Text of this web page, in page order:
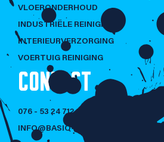
VLOERONDERHOUD
INDUSTRIËLE REINIGING
INTERIEURVERZORGING
VOERTUIG REINIGING
CONTACT
076 - 53 24 712
INFO@BASIQ-CLEANING.NL